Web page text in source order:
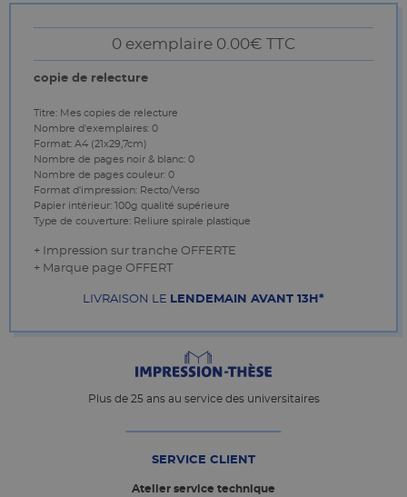
0 exemplaire 0.00€ TTC
copie de relecture
Titre: Mes copies de relecture
Nombre d'exemplaires: 0
Format: A4 (21x29,7cm)
Nombre de pages noir & blanc: 0
Nombre de pages couleur: 0
Format d'impression: Recto/Verso
Papier intérieur: 100g qualité supérieure
Type de couverture: Reliure spirale plastique
+ Impression sur tranche OFFERTE
+ Marque page OFFERT
LIVRAISON LE LENDEMAIN AVANT 13H*
Plus de 25 ans au service des universitaires
SERVICE CLIENT
Atelier service technique